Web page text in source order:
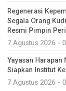
Regenerasi
Segala Orang
Resmi Pimpin
7 Agustus 2026 -
Yayasan Harapan
Siapkan Institut
7 Agustus 2026 -